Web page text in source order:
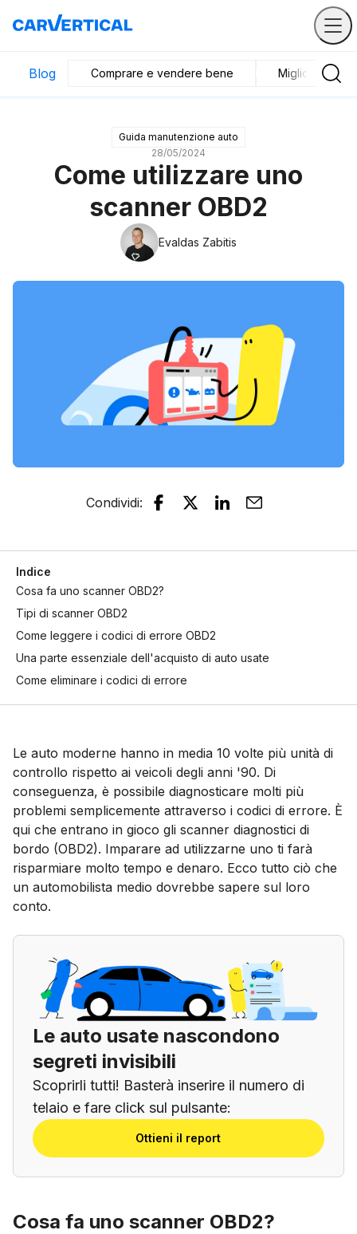
Blog Comprare e vendere bene Migliori veicoli
Guida manutenzione auto
28/05/2024
Come utilizzare uno
scanner OBD2
Evaldas Zabitis
Condividi:
Indice
Cosa fa uno scanner OBD2?
Tipi di scanner OBD2
Come leggere i codici di errore OBD2
Una parte essenziale dell'acquisto di auto usate
Come eliminare i codici di errore
Le auto moderne hanno in media 10 volte più unità di
controllo rispetto ai veicoli degli anni '90. Di
conseguenza, è possibile diagnosticare molti più
problemi semplicemente attraverso i codici di errore. È
qui che entrano in gioco gli scanner diagnostici di
bordo (OBD2). Imparare ad utilizzarne uno ti farà
risparmiare molto tempo e denaro. Ecco tutto ciò che
un automobilista medio dovrebbe sapere sul loro
conto.
Le auto usate nascondono
segreti invisibili
Scoprirli tutti! Basterà inserire il numero di
telaio e fare click sul pulsante:
Ottieni il report
Cosa fa uno scanner OBD2?